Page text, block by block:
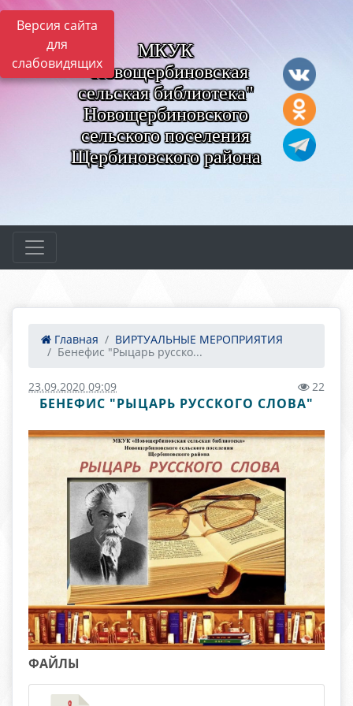
Версия сайта
для
слабовидящих
МКУК
"Новощербиновская
сельская библиотека"
Новощербиновского
сельского поселения
Щербиновского района
Главная
ВИРТУАЛЬНЫЕ МЕРОПРИЯТИЯ
Бенефис "Рыцарь русско...
23.09.2020 09:09 22
БЕНЕФИС "РЫЦАРЬ РУССКОГО СЛОВА"
ФАЙЛЫ